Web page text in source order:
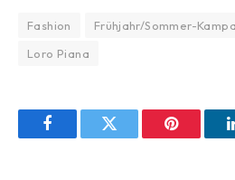
Fashion
Frühjahr/Sommer-
Loro Piana
FacebookTwitter Pinterest